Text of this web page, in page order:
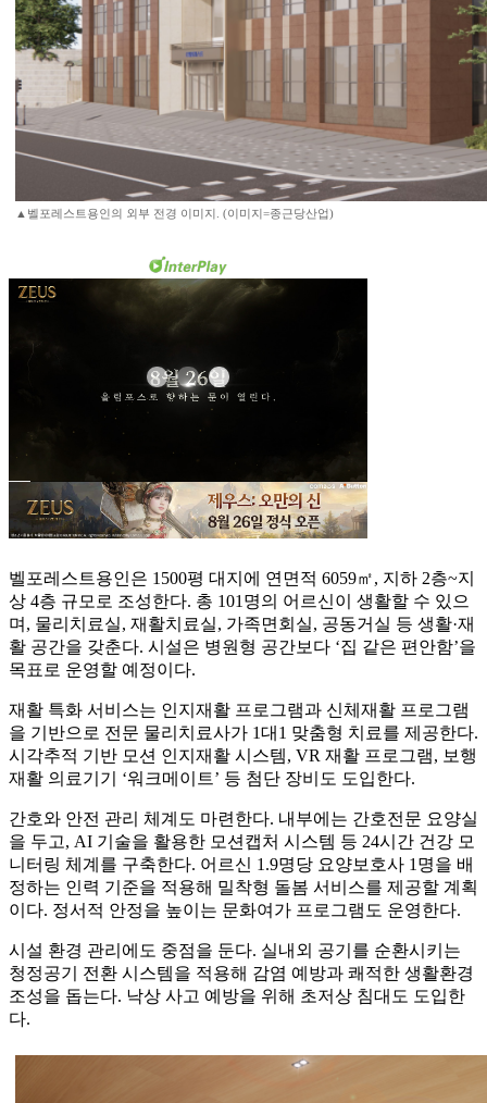
▲벨포레스트용인의 외부 전경 이미지. (이미지=종근당산업)
벨포레스트용인은 1500평 대지에 연면적 6059㎡, 지하 2층~지
상 4층 규모로 조성한다. 총 101명의 어르신이 생활할 수 있으
며, 물리치료실, 재활치료실, 가족면회실, 공동거실 등 생활·재
활 공간을 갖춘다. 시설은 병원형 공간보다 ‘집 같은 편안함’을
목표로 운영할 예정이다.
재활 특화 서비스는 인지재활 프로그램과 신체재활 프로그램
을 기반으로 전문 물리치료사가 1대1 맞춤형 치료를 제공한다.
시각추적 기반 모션 인지재활 시스템, VR 재활 프로그램, 보행
재활 의료기기 ‘워크메이트’ 등 첨단 장비도 도입한다.
간호와 안전 관리 체계도 마련한다. 내부에는 간호전문 요양실
을 두고, AI 기술을 활용한 모션캡처 시스템 등 24시간 건강 모
니터링 체계를 구축한다. 어르신 1.9명당 요양보호사 1명을 배
정하는 인력 기준을 적용해 밀착형 돌봄 서비스를 제공할 계획
이다. 정서적 안정을 높이는 문화여가 프로그램도 운영한다.
시설 환경 관리에도 중점을 둔다. 실내외 공기를 순환시키는
청정공기 전환 시스템을 적용해 감염 예방과 쾌적한 생활환경
조성을 돕는다. 낙상 사고 예방을 위해 초저상 침대도 도입한
다.